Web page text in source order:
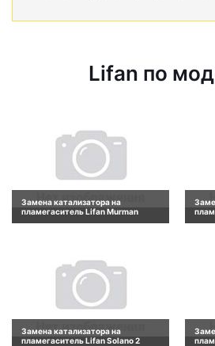
Lifan по
Замена катализатора на
пламегаситель Lifan Murman
Замена катализатора на
пламегаситель Lifan Solano 2